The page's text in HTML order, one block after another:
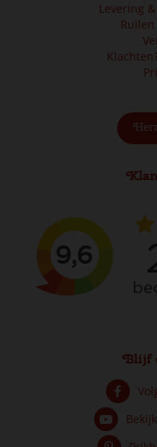
Levering
Blijf